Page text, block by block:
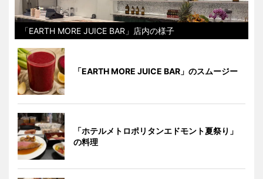
「EARTH MORE JUICE BAR」店内の様子
「EARTH MORE JUICE BAR」のスムージー
「ホテルメトロポリタンエドモント夏祭り」
の料理